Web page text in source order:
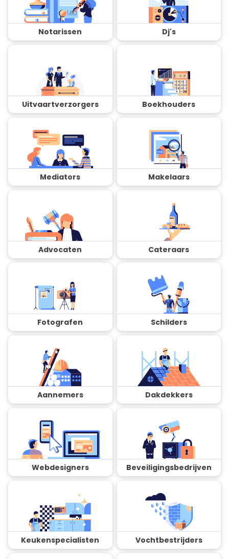
Notarissen Dj's
Uitvaartverzorgers Boekhouders
Mediators Makelaars
Advocaten Cateraars
Fotografen Schilders
Aannemers Dakdekkers
Webdesigners Beveiligingsbedrijven
Keukenspecialisten Vochtbestrijders